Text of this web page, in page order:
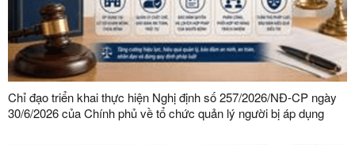
Chỉ đạo triển khai thực hiện Nghị định số 257/2026/NĐ-CP ngày
30/6/2026 của Chính phủ về tổ chức quản lý người bị áp dụng